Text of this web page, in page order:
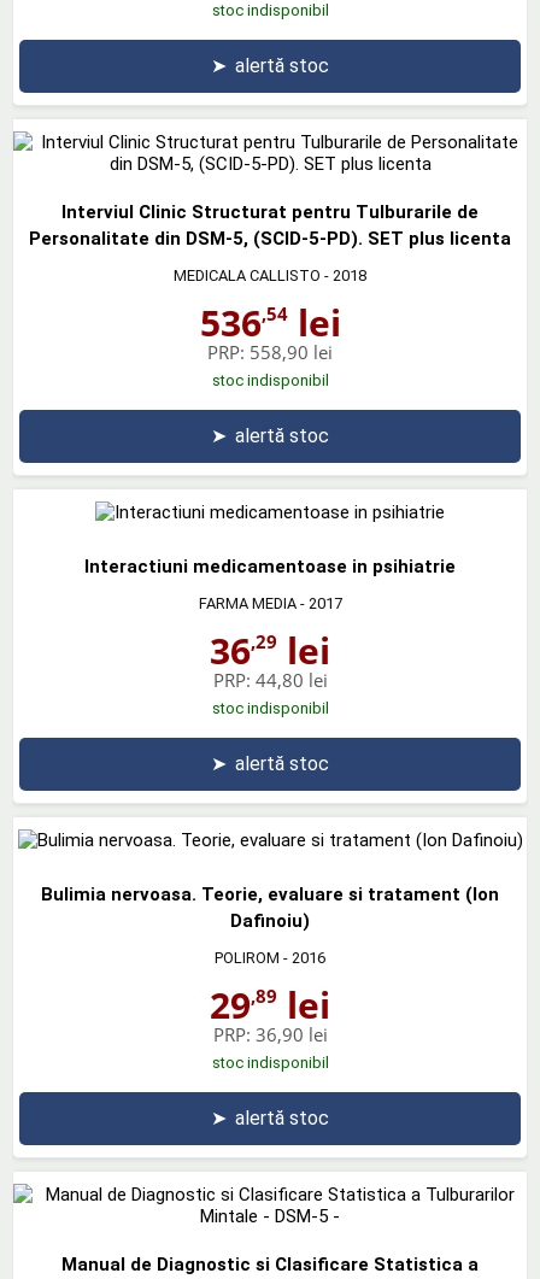
stoc indisponibil
➤ alertă stoc
Interviul Clinic Structurat pentru Tulburarile de
Personalitate din DSM-5, (SCID-5-PD). SET plus licenta
MEDICALA CALLISTO - 2018
536,54lei
PRP: 558,90 lei
stoc indisponibil
➤ alertă stoc
Interactiuni medicamentoase in psihiatrie
FARMA MEDIA- 2017
36,29 lei
PRP: 44,80 lei
stoc indisponibil
➤ alertă stoc
Bulimia nervoasa. Teorie, evaluare si tratament (Ion
Dafinoiu)
POLIROM - 2016
29,89 lei
PRP: 36,90 lei
stoc indisponibil
➤ alertă stoc
Manual de Diagnostic si Clasificare Statistica a